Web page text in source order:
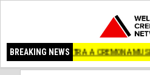
BREAKING NEWS
A CREMONA MUSICA EXPO &